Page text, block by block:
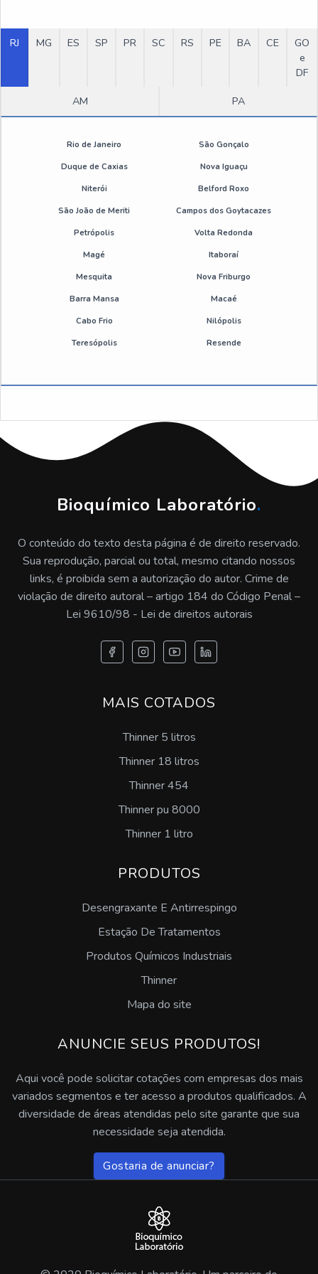
Desengripante spray sp
Desengripante spray 300ml sp
Óleo desengripante spray preço
Desengripante spray atacado sp
Emulsão de silicone sp
Desmoldante spray valor
Desmoldante spray para moldes plastico sp
Emulsão de silicone a venda
Aditivo floculante sp
Emulsão de silicone desmoldante preço
Comprar emulsão de silicone
Desengraxante concentrado
Desengraxante ativado
Desengraxante para as mãos
Desengraxante neutro
Desengraxante alcalino industrial
Pasta desengraxante para mãos
Desengraxante multiuso
Desengraxante decapante e fosfatizante
Desengraxante alcalino para pisos
Desengraxante alcalino ação rápida
Fluido de corte solúvel para usinagem
Comprar fluidos protetivos para moldes
Fluidos para conformação
RJ MG ES SP PR SC RS PE BA CE
GO
e
DF
AM
PA
Rio de Janeiro São Gonçalo
Duque de Caxias Nova Iguaçu
Niterói Belford Roxo
São João de Meriti Campos dos Goytacazes
Petrópolis Volta Redonda
Magé Itaboraí
Mesquita Nova Friburgo
Barra Mansa Macaé
Cabo Frio Nilópolis
Teresópolis Resende
Bioquímico Laboratório.
O conteúdo do texto desta página é de direito reservado.
Sua reprodução, parcial ou total, mesmo citando nossos
links, é proibida sem a autorização do autor. Crime de
violação de direito autoral – artigo 184 do Código Penal –
Lei 9610/98 - Lei de direitos autorais
MAIS COTADOS
Thinner 5 litros
Thinner 18 litros
Thinner 454
Thinner pu 8000
Thinner 1 litro
PRODUTOS
Desengraxante E Antirrespingo
Estação De Tratamentos
Produtos Químicos Industriais
Thinner
Mapa do site
ANUNCIE SEUS PRODUTOS!
Aqui você pode solicitar cotações com empresas dos mais
variados segmentos e ter acesso a produtos qualificados. A
diversidade de áreas atendidas pelo site garante que sua
necessidade seja atendida.
Gostaria de anunciar?